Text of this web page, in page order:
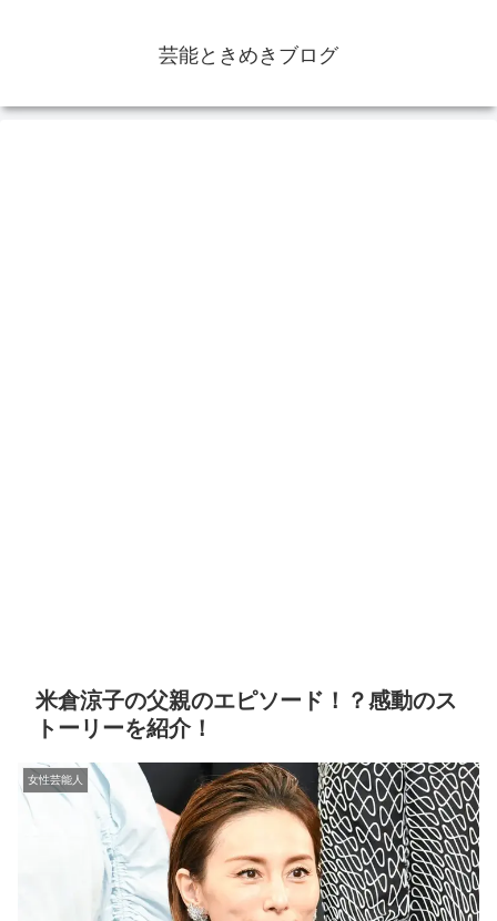
芸能ときめきブログ
米倉涼子の父親のエピソード！？感動のス
トーリーを紹介！
女性芸能人